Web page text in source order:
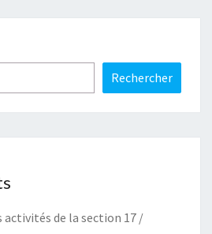
Rechercher
activités de la section 17 /